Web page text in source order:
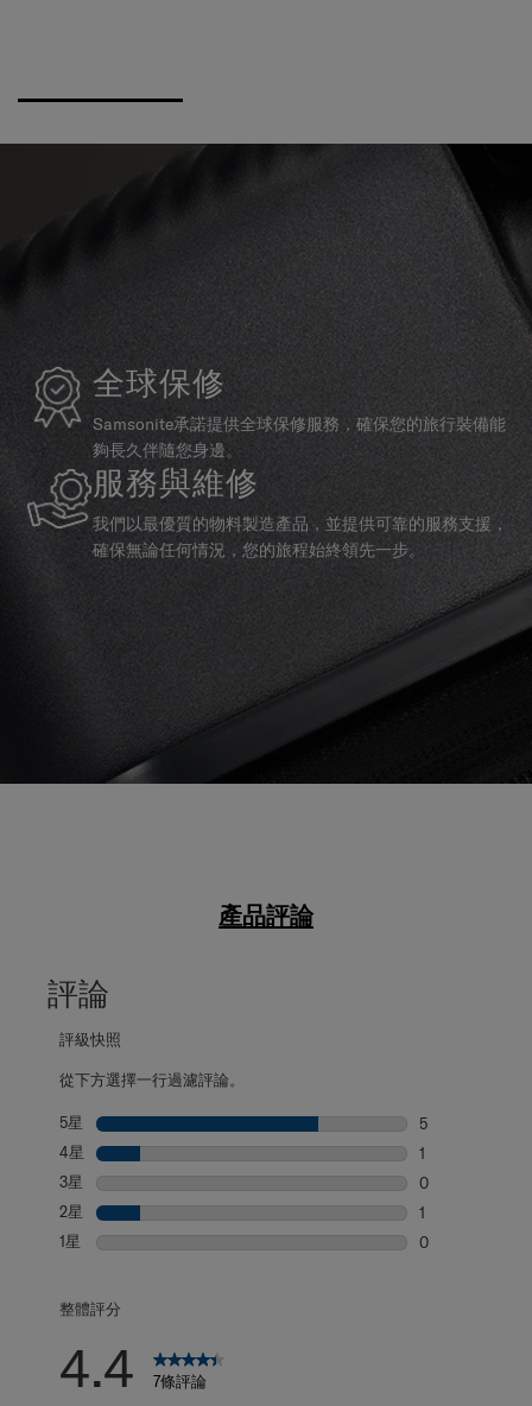
全球保修
Samsonite承諾提供全球保修服務，確保您的旅行裝備能
夠長久伴隨您身邊。
服務與維修
我們以最優質的物料製造產品，並提供可靠的服務支援，
確保無論任何情況，您的旅程始終領先一步。
產品評論
評論
評級快照
從下方選擇一行過濾評論。
5星 星級
5
4星 星級
1
3星 星級
0
2星 星級
1
1星 星級
0
整體評分
4.4 7條評論